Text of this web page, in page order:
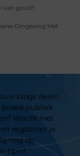
van goud?
Omgeving Met
blogs delen
breed publiek
Wacht niet
registreer je
nog op
tip.nl